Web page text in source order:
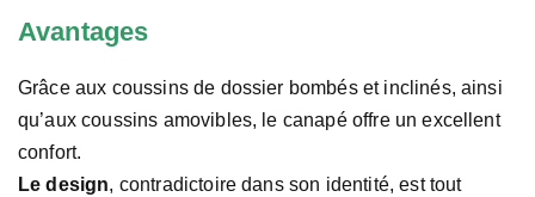
Avantages
Grâce aux coussins de dossier bombés et inclinés, ainsi
qu’aux coussins amovibles, le canapé offre un excellent
confort.
Le design, contradictoire dans son identité, est tout